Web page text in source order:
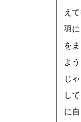
え
羽
を
よ
じ
し
に